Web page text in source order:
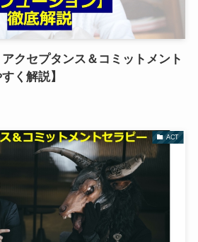
アクセプタンス＆コミットメント
く解説】
ACT